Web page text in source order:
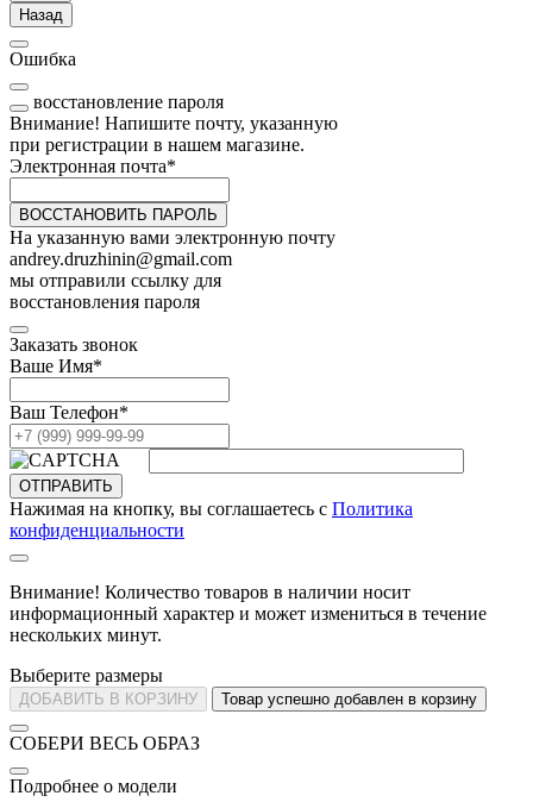
Назад
Ошибка
восстановление пароля
Внимание! Напишите почту, указанную
при регистрации в нашем магазине.
Электронная почта*
ВОССТАНОВИТЬ ПАРОЛЬ
На указанную вами электронную почту
andrey.druzhinin@gmail.com
мы отправили ссылку для
восстановления пароля
Заказать звонок
Ваше Имя*
Ваш Телефон*
ОТПРАВИТЬ
Нажимая на кнопку, вы соглашаетесь с Политика
конфиденциальности
Внимание! Количество товаров в наличии носит
информационный характер и может измениться в течение
нескольких минут.
Выберите размеры
ДОБАВИТЬ В КОРЗИНУ Товар успешно добавлен в корзину
СОБЕРИ ВЕСЬ ОБРАЗ
Подробнее о модели